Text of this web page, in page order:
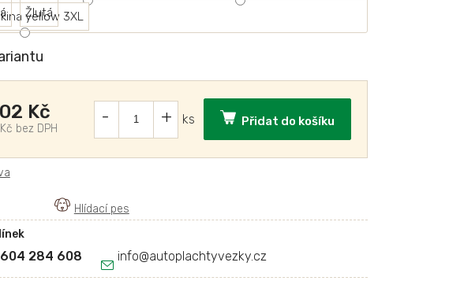
yellow 3XL
Žlutá
Kč
bez DPH
Přidat do košíku
info@autoplachtyvezky.cz
284 608